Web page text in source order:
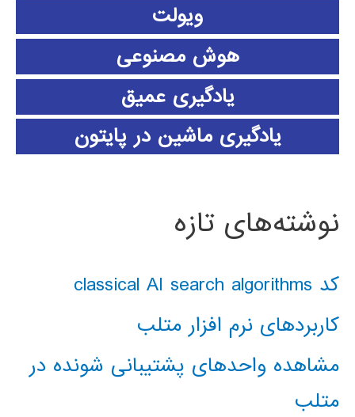
ویولت
هوش مصنوعی
یادگیری عمیق
یادگیری ماشین در پایتون
نوشته‌های تازه
کد classical AI search algorithms
کاربردهای نرم افزار متلب
مشاهده واحدهای پشتیبانی شونده در
متلب